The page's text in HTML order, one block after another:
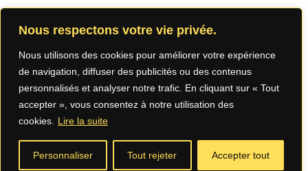
Nous respectons votre vie privée.
Nous utilisons des cookies pour améliorer votre expérience
de navigation, diffuser des publicités ou des contenus
personnalisés et analyser notre trafic. En cliquant sur « Tout
accepter », vous consentez à notre utilisation des
cookies.
Lire la suite
Personnaliser Tout rejeter Accepter tout
community
Privacy
Policy (App) (App)